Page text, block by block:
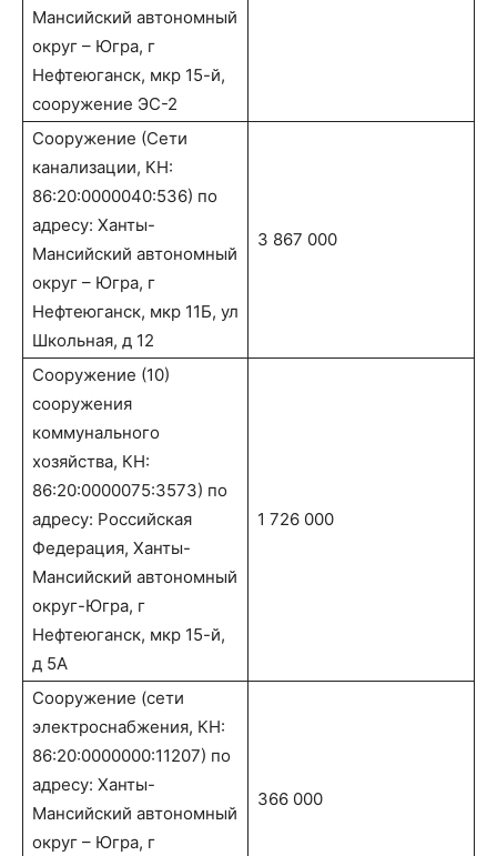
Мансийский автономный
округ – Югра, г
Нефтеюганск, мкр 15-й,
сооружение ЭС-2
Сооружение (Сети
канализации, КН:
86:20:0000040:536) по
адресу: Ханты-
Мансийский автономный
округ – Югра, г
Нефтеюганск, мкр 11Б, ул
Школьная, д 12
3 867 000
Сооружение (10)
сооружения
коммунального
хозяйства, КН:
86:20:0000075:3573) по
адресу: Российская
Федерация, Ханты-
Мансийский автономный
округ-Югра, г
Нефтеюганск, мкр 15-й,
д 5А
1 726 000
Сооружение (сети
электроснабжения, КН:
86:20:0000000:11207) по
адресу: Ханты-
Мансийский автономный
округ – Югра, г
366 000